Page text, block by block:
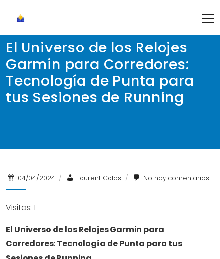
content
El Universo de los Relojes
Garmin para Corredores:
Tecnología de Punta para
tus Sesiones de Running
04/04/2024 / Laurent Colas / No hay comentarios
Visitas: 1
El Universo de los Relojes Garmin para
Corredores: Tecnología de Punta para tus